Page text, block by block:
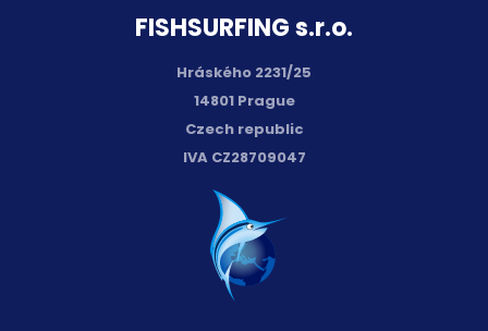
FISH­SURFING s.r.o.
Hráského 2231/25
14801 Prague
Czech republic
IVA CZ28709047